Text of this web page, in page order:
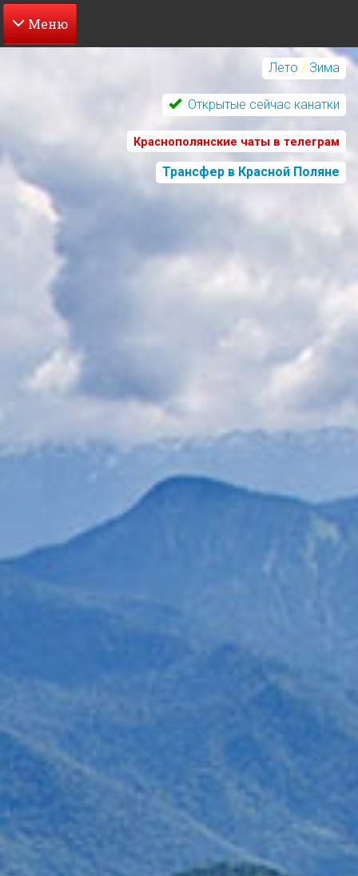
Перейти
Лето / Зима
Открытые сейчас канатки
Краснополянские чаты в телеграм
Трансфер в Красной Поляне